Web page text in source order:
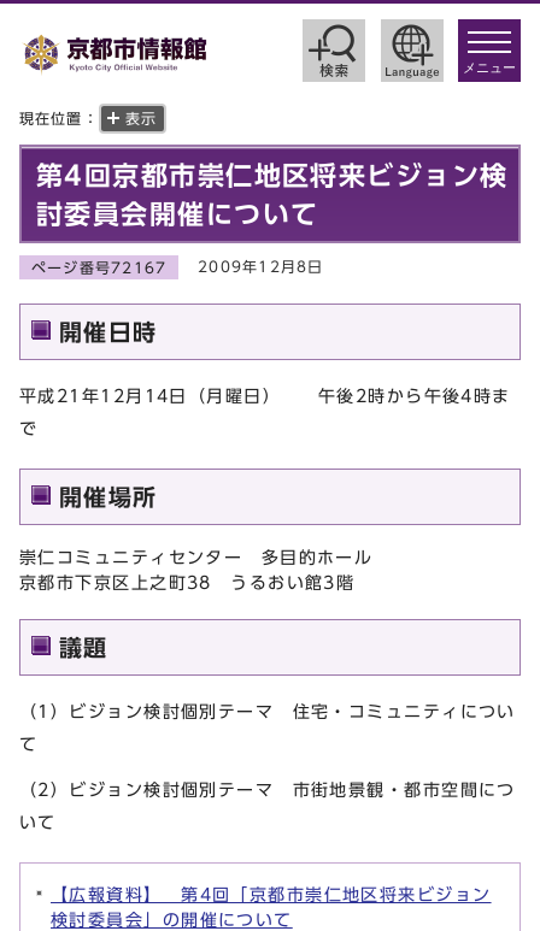
toggle
メニュー
現在位置： 表示
第4回京都市崇仁地区将来ビジョン検
討委員会開催について
ページ番号72167 2009年12月8日
開催日時
平成21年12月14日（月曜日） 午後2時から午後4時ま
で
開催場所
崇仁コミュニティセンター 多目的ホール
京都市下京区上之町38 うるおい館3階
議題
（1）ビジョン検討個別テーマ 住宅・コミュニティについ
て
（2）ビジョン検討個別テーマ 市街地景観・都市空間につ
いて
【広報資料】 第4回「京都市崇仁地区将来ビジョン
検討委員会」の開催について